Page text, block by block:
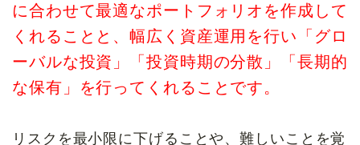
に合わせて最適なポートフォリオを作成して
くれることと、幅広く資産運用を行い「グロ
ーバルな投資」「投資時期の分散」「長期的
な保有」を行ってくれることです。
リスクを最小限に下げることや、難しいことを覚